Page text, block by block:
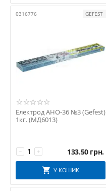
0316776 GEFEST
Електрод АНО-36 №3 (Gefest)
1кг. (МД6013)
+
− 133.50 грн.
У КОШИК